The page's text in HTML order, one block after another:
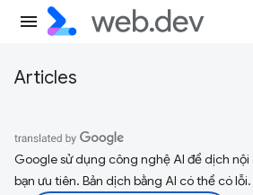
Articles
Google sử dụng công nghệ AI để dịch
bạn ưu tiên. Bản dịch bằng AI có thể có lỗi.